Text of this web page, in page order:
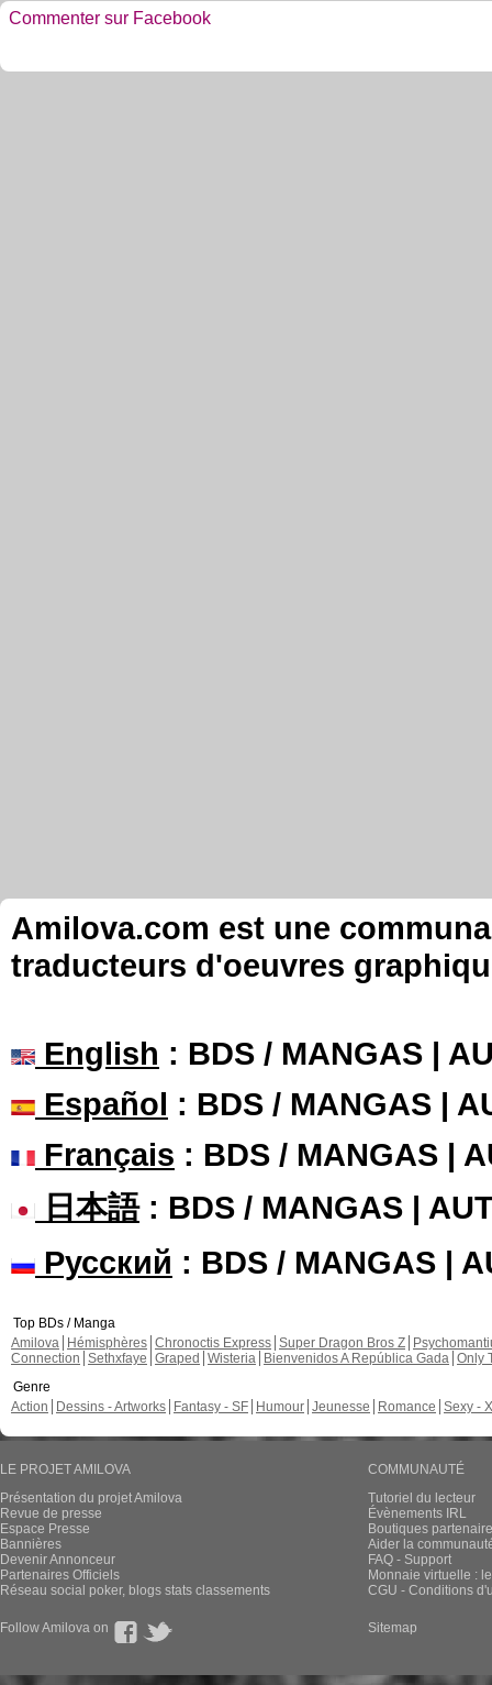
Commenter sur Facebook
Amilova.com est une
traducteurs d'oeuvres
English : BDS / MANGAS |
Español : BDS / MANGAS |
Français : BDS / MANGAS |
日本語: BDS / MANGAS |
Русский : BDS / MANGAS |
Top BDs / Manga
Amilova
Hémisphères Chronoctis Express Super Dragon Bros Z
Connection Sethxfaye Graped Wisteria Bienvenidos A República Gada Only
Genre
Action
Dessins - Artworks Fantasy - SF Humour Jeunesse Romance Sexy -
LE PROJET AMILOVA
Présentation du projet Amilova
Revue de presse
Espace Presse
Bannières
Devenir Annonceur
Partenaires Officiels
Réseau social poker, blogs stats classements
COMMUNAUTÉ
Tutoriel du lecteur
Évènements IRL
Boutiques
Aider la
FAQ - Support
Monnaie virtuelle :
CGU - Conditions
Follow Amilova on Sitemap